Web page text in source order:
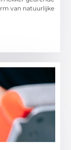
van natuurlijke